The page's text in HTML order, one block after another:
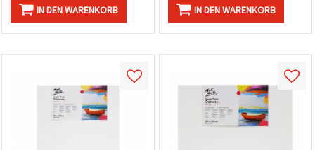
IN DEN WARENKORB IN DEN WARENKORB